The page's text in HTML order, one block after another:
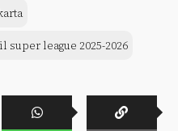
super league 2025-2026